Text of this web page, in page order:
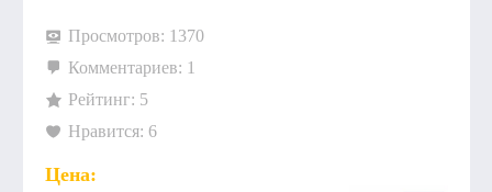
Просмотров: 1370
Комментариев: 1
Рейтинг: 5
Нравится: 6
Цена: